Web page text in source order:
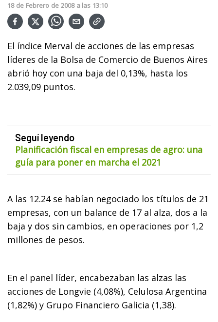
18 de Febrero de 2008 a las 13:10
El índice Merval de acciones de las empresas
líderes de la Bolsa de Comercio de Buenos Aires
abrió hoy con una baja del 0,13%, hasta los
2.039,09 puntos.
Seguí leyendo
Planificación fiscal en empresas de agro: una
guía para poner en marcha el 2021
A las 12.24 se habían negociado los títulos de 21
empresas, con un balance de 17 al alza, dos a la
baja y dos sin cambios, en operaciones por 1,2
millones de pesos.
En el panel líder, encabezaban las alzas las
acciones de Longvie (4,08%), Celulosa Argentina
(1,82%) y Grupo Financiero Galicia (1,38).